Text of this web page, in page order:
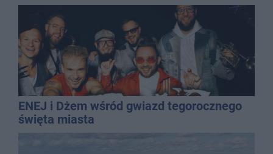
ENEJ i Dżem wśród gwiazd tegorocznego
święta miasta